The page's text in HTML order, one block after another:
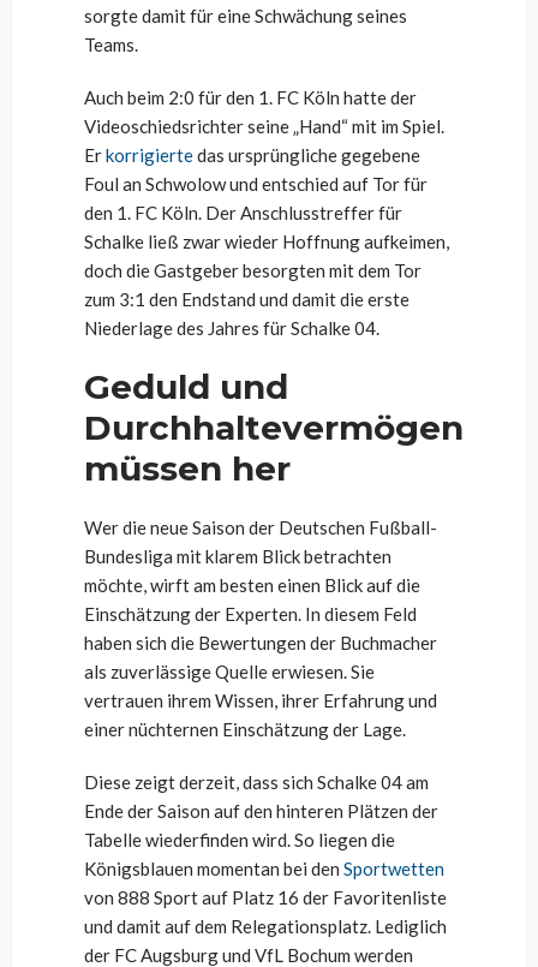
sorgte damit für eine Schwächung seines
Teams.
Auch beim 2:0 für den 1. FC Köln hatte der
Videoschiedsrichter seine „Hand“ mit im Spiel.
Erkorrigiertedas ursprüngliche gegebene
Foul an Schwolow und entschied auf Tor für
den 1. FC Köln. Der Anschlusstreffer für
Schalke ließ zwar wieder Hoffnung aufkeimen,
doch die Gastgeber besorgten mit dem Tor
zum 3:1 den Endstand und damit die erste
Niederlage des Jahres für Schalke 04.
Geduld und
Durchhaltevermögen
müssen her
Wer die neue Saison der Deutschen Fußball-
Bundesliga mit klarem Blick betrachten
möchte, wirft am besten einen Blick auf die
Einschätzung der Experten. In diesem Feld
haben sich die Bewertungen der Buchmacher
als zuverlässige Quelle erwiesen. Sie
vertrauen ihrem Wissen, ihrer Erfahrung und
einer nüchternen Einschätzung der Lage.
Diese zeigt derzeit, dass sich Schalke 04 am
Ende der Saison auf den hinteren Plätzen der
Tabelle wiederfinden wird. So liegen die
Königsblauen momentan bei den Sportwetten
von 888 Sport auf Platz 16 der Favoritenliste
und damit auf dem Relegationsplatz. Lediglich
der FC Augsburg und VfL Bochum werden